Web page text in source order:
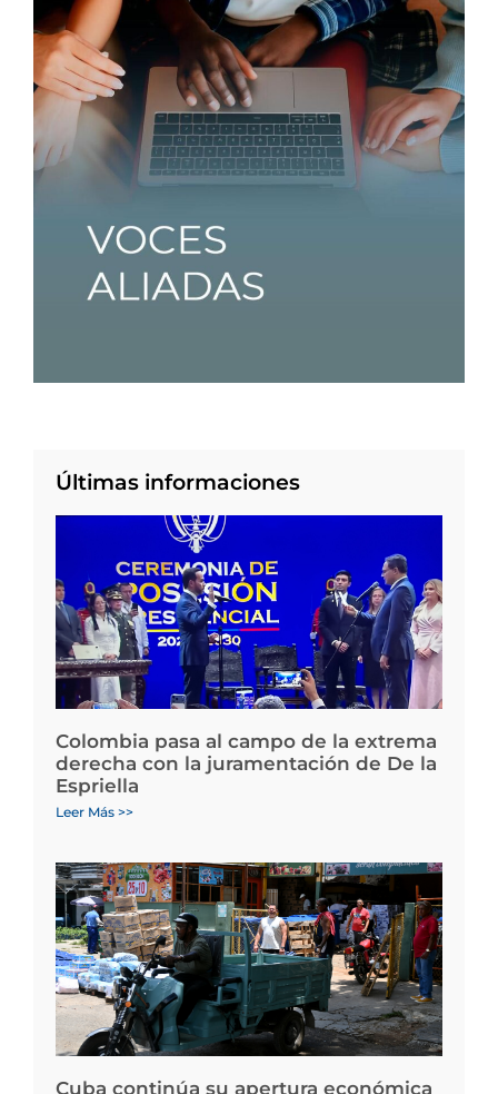
Últimas informaciones
Colombia pasa al campo de la extrema
derecha con la juramentación de De la
Espriella
Leer Más >>
Cuba continúa su apertura económica